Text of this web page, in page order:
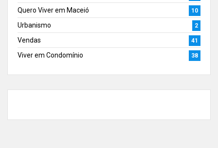
Quero Viver em Maceió 10
Urbanismo 2
Vendas 41
Viver em Condomínio 38